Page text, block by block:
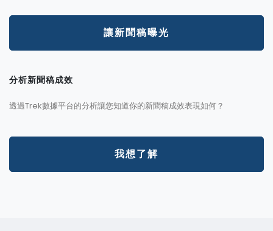
讓新聞稿曝光
分析新聞稿成效
透過Trek數據平台的分析讓您知道你的新聞稿成效表現如何？
我想了解